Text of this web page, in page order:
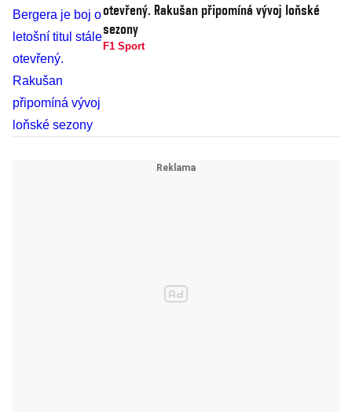
otevřený. Rakušan připomíná vývoj loňské
sezony
F1 Sport